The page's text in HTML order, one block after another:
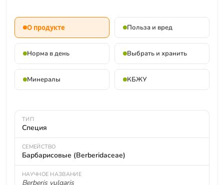
О продукте Польза и вред
Норма в день Выбрать и хранить
Минералы КБЖУ
ТИП
Специя
СЕМЕЙСТВО
Барбарисовые (Berberidaceae)
НАУЧНОЕ НАЗВАНИЕ
Berberis vulgaris